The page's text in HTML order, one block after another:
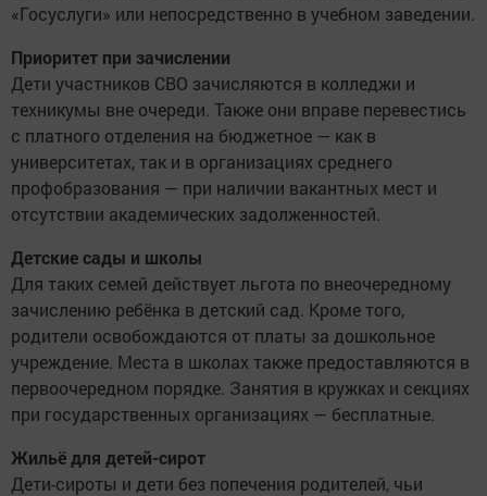
«Госуслуги» или непосредственно в учебном заведении.
Приоритет при зачислении
Дети участников СВО зачисляются в колледжи и
техникумы вне очереди. Также они вправе перевестись
с платного отделения на бюджетное — как в
университетах, так и в организациях среднего
профобразования — при наличии вакантных мест и
отсутствии академических задолженностей.
Детские сады и школы
Для таких семей действует льгота по внеочередному
зачислению ребёнка в детский сад. Кроме того,
родители освобождаются от платы за дошкольное
учреждение. Места в школах также предоставляются в
первоочередном порядке. Занятия в кружках и секциях
при государственных организациях — бесплатные.
Жильё для детей-сирот
Дети-сироты и дети без попечения родителей, чьи